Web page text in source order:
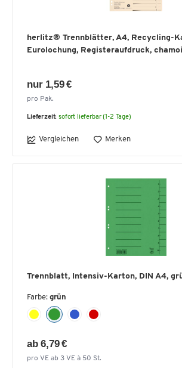
herlitz® Trennblätter, A4, Recycling-
Eurolochung, Registeraufdruck,
nur 1,59 €
pro Pak.
Lieferzeit: sofort lieferbar (1-2 Tage)
Vergleichen Merken
Trennblatt, Intensiv-Karton, DIN A4,
Farbe: grün
ab 6,79 €
pro VE ab 3 VE à 50 St.